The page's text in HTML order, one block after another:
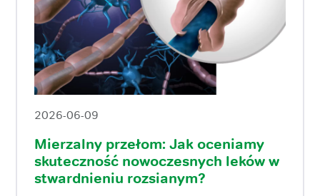
2026-06-09
Mierzalny przełom: Jak oceniamy
skuteczność nowoczesnych leków w
stwardnieniu rozsianym?